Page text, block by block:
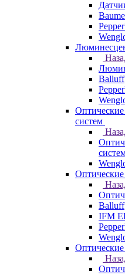
Balluff
систем
Оптические
Balluff
IFM